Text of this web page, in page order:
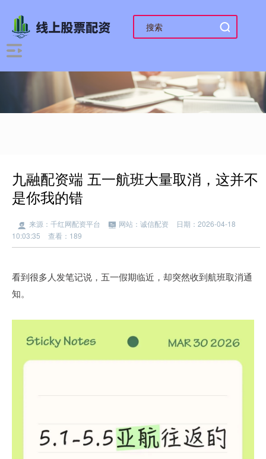
九融配资端 五一航班大量取消，这并不
是你我的错
来源：千红网配资平台 网站：诚信配资
日期：2026-04-18
10:03:35
查看：189
看到很多人发笔记说，五一假期临近，却突然收到航班取消通
知。